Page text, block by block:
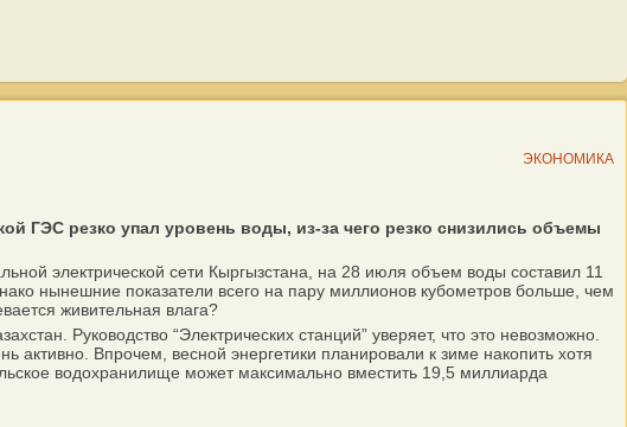
ЭКОНОМИКА
ГЭС резко упал уровень воды, из-за чего резко снизились объемы
электрической сети Кыргызстана, на 28 июля объем воды составил 11
нынешние показатели всего на пару миллионов кубометров больше, чем
живительная влага?
Руководство “Электрических станций” уверяет, что это невозможно.
Впрочем, весной энергетики планировали к зиме накопить хотя
водохранилище может максимально вместить 19,5 миллиарда